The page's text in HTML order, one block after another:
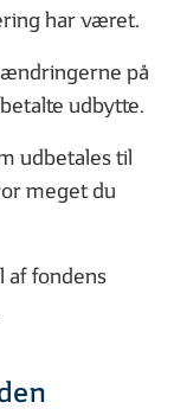
har været.
på
udbytte.
udbetales til
meget du
af fondens